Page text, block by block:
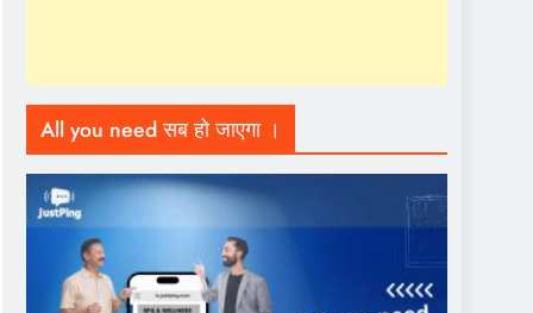
All you need सब हो जाएगा ।